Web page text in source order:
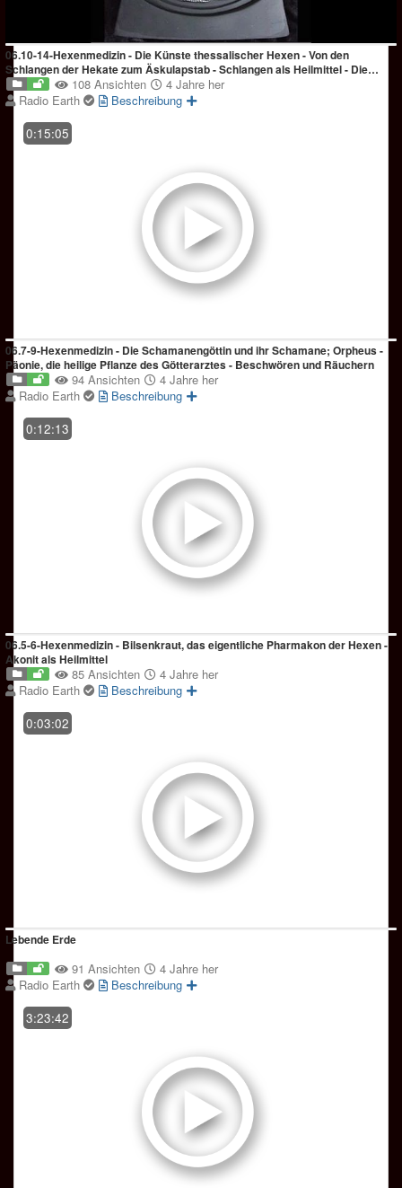
06.10-14-Hexenmedizin - Die Künste thessalischer Hexen - Von den
Schlangen der Hekate zum Äskulapstab - Schlangen als Heilmittel - Die
Mandragora der Hekate - Die Mandragora der Aphro...
108 Ansichten
4 Jahre her
Radio Earth
Beschreibung
0:15:05
06.7-9-Hexenmedizin - Die Schamanengöttin und ihr Schamane; Orpheus -
Päonie, die heilige Pflanze des Götterarztes - Beschwören und Räuchern
94 Ansichten
4 Jahre her
Radio Earth
Beschreibung
0:12:13
06.5-6-Hexenmedizin - Bilsenkraut, das eigentliche Pharmakon der Hexen -
Akonit als Heilmittel
85 Ansichten
4 Jahre her
Radio Earth
Beschreibung
0:03:02
Lebende Erde
91 Ansichten
4 Jahre her
Radio Earth
Beschreibung
3:23:42